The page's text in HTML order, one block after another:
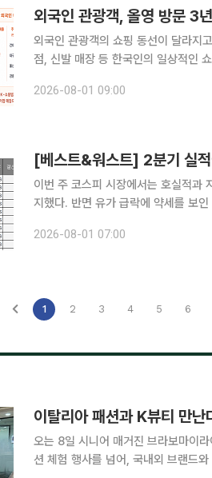
외국인 관광객, 올영 방문 3
외국인 관광객의 쇼핑 동선이 달라지
점, 신발 매장 등 한국인의 일상적인
다. 30일 CJ올리브영이 글로벌텍스
2026-08-01 09:00
이번 주 코스피 시장에서는 호실적과
지했다. 반면 유가 급락에 약세를 보
(24일) 대비 95.17p(1.42%) 내린
2026-08-01 07:00
1 2 3 4 5 6
이탈리아 패션과 K뷰티 만
오는 8일 시니어 매거진 브라보마이
션 체험 행사를 넘어, 국내외 브랜드